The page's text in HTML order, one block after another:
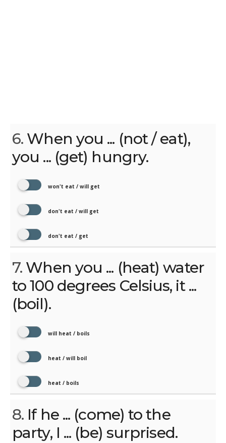
6. When you ... (not / eat),
you ... (get) hungry.
won't eat / will get
don't eat / will get
don't eat / get
7. When you ... (heat) water
to 100 degrees Celsius, it ...
(boil).
will heat / boils
heat / will boil
heat / boils
8. If he ... (come) to the
party, I ... (be) surprised.